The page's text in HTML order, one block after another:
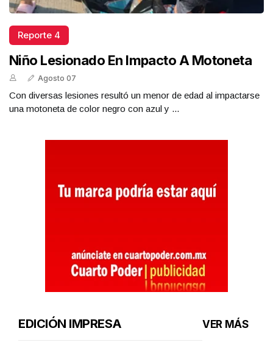
Reporte 4
Niño Lesionado En Impacto A Motoneta
Agosto 07
Con diversas lesiones resultó un menor de edad al impactarse
una motoneta de color negro con azul y ...
EDICIÓN IMPRESA VER MÁS